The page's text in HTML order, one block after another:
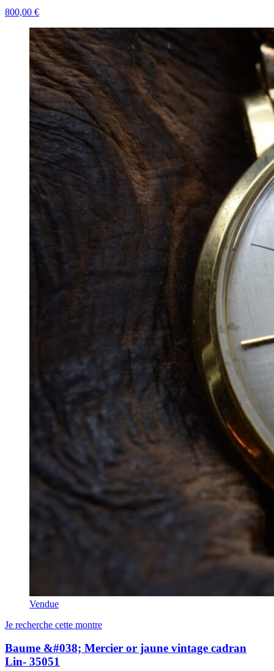
800,00 €
Vendue
Je recherche cette montre
Baume &#038; Mercier or jaune vintage cadran
Lin- 35051